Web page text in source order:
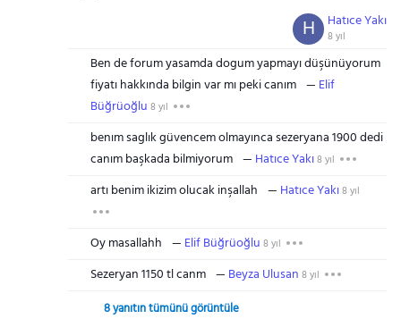
Hatıce Yakı
8 yıl
H
Ben de forum yasamda dogum yapmayı düşünüyorum
fiyatı hakkında bilgin var mı peki canım
Elif
Büğrüoğlu 8 yıl
benım saglık güvencem olmayınca sezeryana 1900 dedi
canım başkada bilmiyorum
Hatıce Yakı8 yıl
artı benim ikizim olucak inşallah Hatıce Yakı8 yıl
Oy masallahh Elif Büğrüoğlu 8 yıl
Sezeryan 1150 tl canm Beyza Ulusan 8 yıl
8 yanıtın tümünü görüntüle